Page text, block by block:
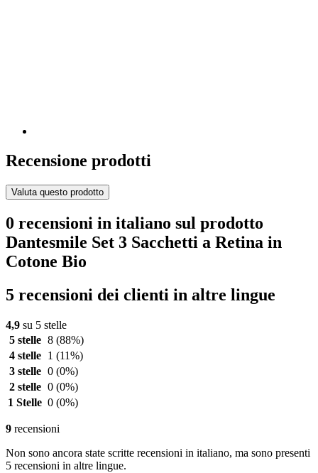
Recensione prodotti
Valuta questo prodotto
0 recensioni in italiano sul prodotto
Dantesmile Set 3 Sacchetti a Retina in
Cotone Bio
5 recensioni dei clienti in altre lingue
4,9 su 5 stelle
5 stelle 8 (88%)
4 stelle
1 (11%)
3 stelle 0 (0%)
2 stelle 0 (0%)
1 Stelle 0 (0%)
9 recensioni
Non sono ancora state scritte recensioni in italiano, ma sono presenti
5 recensioni in altre lingue.